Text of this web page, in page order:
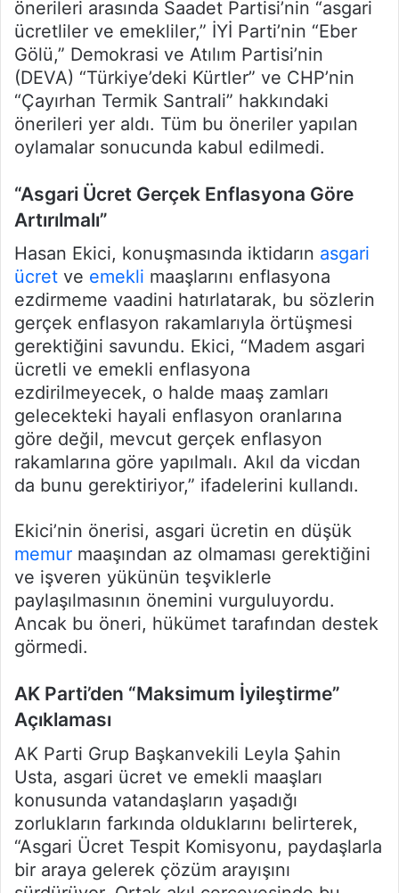
önerileri arasında Saadet Partisi’nin “asgari
ücretliler ve emekliler,” İYİ Parti’nin “Eber
Gölü,” Demokrasi ve Atılım Partisi’nin
(DEVA) “Türkiye’deki Kürtler” ve CHP’nin
“Çayırhan Termik Santrali” hakkındaki
önerileri yer aldı. Tüm bu öneriler yapılan
oylamalar sonucunda kabul edilmedi.
“Asgari Ücret Gerçek Enflasyona Göre
Artırılmalı”
Hasan Ekici, konuşmasında iktidarın asgari
ücret ve emekli maaşlarını enflasyona
ezdirmeme vaadini hatırlatarak, bu sözlerin
gerçek enflasyon rakamlarıyla örtüşmesi
gerektiğini savundu. Ekici, “Madem asgari
ücretli ve emekli enflasyona
ezdirilmeyecek, o halde maaş zamları
gelecekteki hayali enflasyon oranlarına
göre değil, mevcut gerçek enflasyon
rakamlarına göre yapılmalı. Akıl da vicdan
da bunu gerektiriyor,” ifadelerini kullandı.
Ekici’nin önerisi, asgari ücretin en düşük
memur maaşından az olmaması gerektiğini
ve işveren yükünün teşviklerle
paylaşılmasının önemini vurguluyordu.
Ancak bu öneri, hükümet tarafından destek
görmedi.
AK Parti’den “Maksimum İyileştirme”
Açıklaması
AK Parti Grup Başkanvekili Leyla Şahin
Usta, asgari ücret ve emekli maaşları
konusunda vatandaşların yaşadığı
zorlukların farkında olduklarını belirterek,
“Asgari Ücret Tespit Komisyonu, paydaşlarla
bir araya gelerek çözüm arayışını